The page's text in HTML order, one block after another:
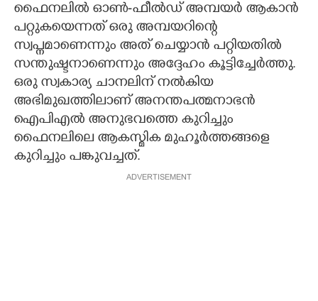
ഫൈനലിൽ ഓൺ-ഫീൽഡ് അമ്പയർ ആകാൻ
പറ്റുകയെന്നത് ഒരു അമ്പയറിന്റെ
സ്വപ്നമാണെന്നും അത് ചെയ്യാൻ പറ്റിയതിൽ
സന്തുഷ്ടനാണെന്നും അദ്ദേഹം കൂട്ടിച്ചേർത്തു.
ഒരു സ്വകാര്യ ചാനലിന് നൽകിയ
അഭിമുഖത്തിലാണ് അനന്തപത്മനാഭൻ
ഐപിഎൽ അനുഭവത്തെ കുറിച്ചും
ഫൈനലിലെ ആകസ്മിക മുഹൂർത്തങ്ങളെ
കുറിച്ചും പങ്കുവച്ചത്.
ADVERTISEMENT